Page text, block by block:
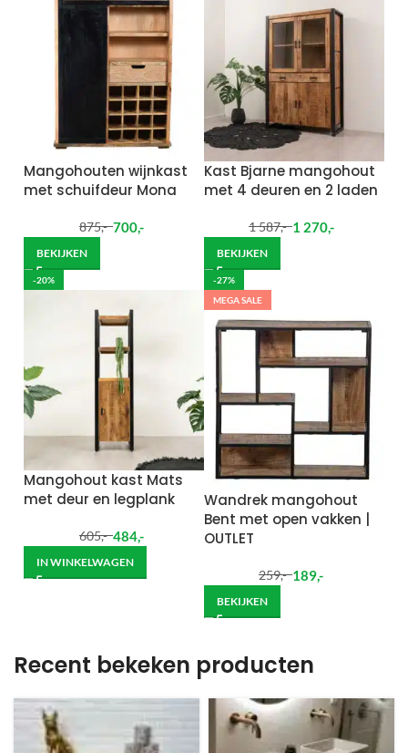
Mangohouten wijnkast
met schuifdeur Mona
875,- 700,-
BEKIJKEN
Kast Bjarne mangohout
met 4 deuren en 2 laden
1 587,- 1 270,-
BEKIJKEN
-20%
Mangohout kast Mats
met deur en legplank
605,- 484,-
IN WINKELWAGEN
-27%
MEGA SALE
Wandrek mangohout
Bent met open vakken |
OUTLET
259,- 189,-
BEKIJKEN
Recent bekeken producten